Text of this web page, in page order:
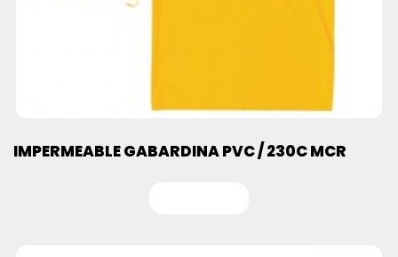
IMPERMEABLE GABARDINA PVC / 230C MCR